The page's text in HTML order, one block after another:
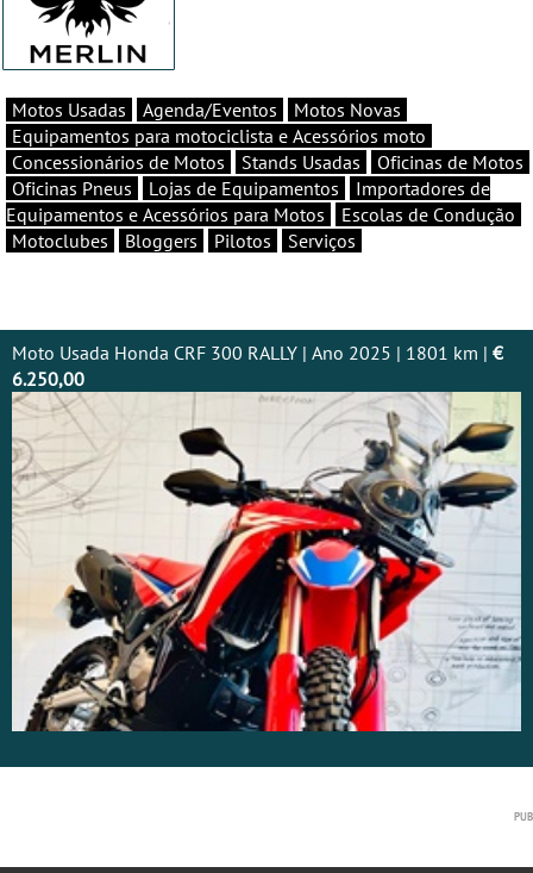
Motos Usadas Agenda/Eventos
Motos Novas
Equipamentos para motociclista e Acessórios moto
Concessionários de Motos
Stands Usadas
Oficinas de Motos
Oficinas Pneus
Lojas de Equipamentos
Importadores de
Equipamentos e Acessórios para Motos
Escolas de Condução
Motoclubes
Bloggers Pilotos Serviços
Moto Usada Honda CRF 300 RALLY | Ano 2025 | 1801 km | €
6.250,00